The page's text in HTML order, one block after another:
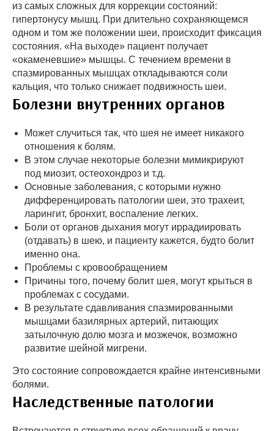
из самых сложных для коррекции состояний:
гипертонусу мышц. При длительно сохраняющемся
одном и том же положении шеи, происходит фиксация
состояния. «На выходе» пациент получает
«окаменевшие» мышцы. С течением времени в
спазмированных мышцах откладываются соли
кальция, что только снижает подвижность шеи.
Болезни внутренних органов
Может случиться так, что шея не имеет никакого
отношения к болям.
В этом случае некоторые болезни мимикрируют
под миозит, остеохондроз и т.д.
Основные заболевания, с которыми нужно
дифференцировать патологии шеи, это трахеит,
ларингит, бронхит, воспаление легких.
Боли от органов дыхания могут иррадиировать
(отдавать) в шею, и пациенту кажется, будто болит
именно она.
Проблемы с кровообращением
Причины того, почему болит шея, могут крыться в
проблемах с сосудами.
В результате сдавливания спазмированными
мышцами базилярных артерий, питающих
затылочную долю мозга и мозжечок, возможно
развитие шейной мигрени.
Это состояние сопровождается крайне интенсивными
болями.
Наследственные патологии